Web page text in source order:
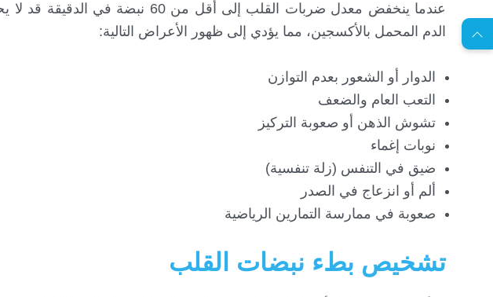
عندما ينخفض معدل ضربات القلب إلى
الدم المحمل بالأكسجين، مما يؤدي إلى ظهور الأعراض التالية:
الدوار أو الشعور بعدم التوازن
التعب العام والضعف
تشوش الذهن أو صعوبة التركيز
نوبات إغماء
ضيق في التنفس (زلة تنفسية)
ألم أو انزعاج في الصدر
صعوبة في ممارسة التمارين الرياضية
تشخيص بطء نبضات القلب
ل
ا
س
ت
ش
ا
ر
ة
م
ج
ا
ن
ي
ة